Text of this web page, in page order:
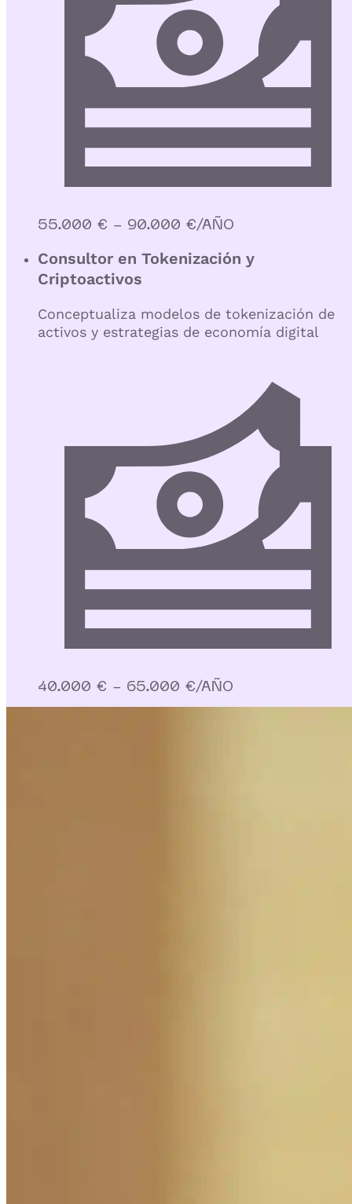
55.000 € - 90.000 €/AÑO
Consultor en Tokenización y
Criptoactivos
Conceptualiza modelos de tokenización de
activos y estrategias de economía digital
40.000 € - 65.000 €/AÑO